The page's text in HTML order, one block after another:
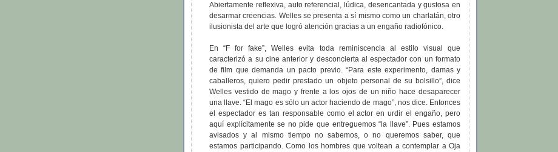
Abiertamente reflexiva, auto referencial, lúdica, desencantada y gustosa en
desarmar creencias. Welles se presenta a sí mismo como un charlatán, otro
ilusionista del arte que logró atención gracias a un engaño radiofónico.
En “F for fake”, Welles evita toda reminiscencia al estilo visual que
caracterizó a su cine anterior y desconcierta al espectador con un formato
de film que demanda un pacto previo. “Para este experimento, damas y
caballeros, quiero pedir prestado un objeto personal de su bolsillo”, dice
Welles vestido de mago y frente a los ojos de un niño hace desaparecer
una llave. “El mago es sólo un actor haciendo de mago”, nos dice. Entonces
el espectador es tan responsable como el actor en urdir el engaño, pero
aquí explícitamente se no pide que entreguemos “la llave”. Pues estamos
avisados y al mismo tiempo no sabemos, o no queremos saber, que
estamos participando. Como los hombres que voltean a contemplar a Oja